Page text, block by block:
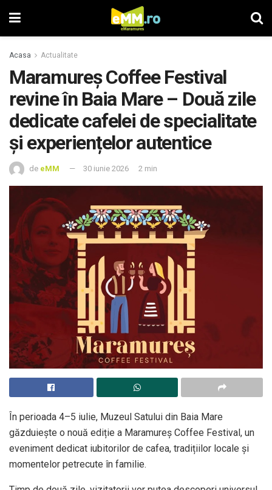
Acasa Actualitate
Maramureș Coffee Festival
revine în Baia Mare – Două zile
dedicate cafelei de specialitate
și experiențelor autentice
de eMM 30 iunie 2026 2 min
În perioada 4–5 iulie, Muzeul Satului din Baia Mare
găzduiește o nouă ediție a Maramureș Coffee Festival, un
eveniment dedicat iubitorilor de cafea, tradițiilor locale și
momentelor petrecute în familie.